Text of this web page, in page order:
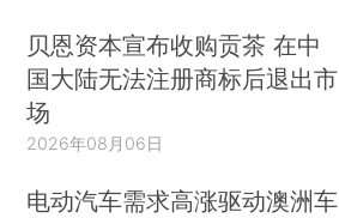
贝恩资本宣布收购贡茶 在中
国大陆无法注册商标后退出市
场
2026年08月06日
电动汽车需求高涨驱动澳洲车